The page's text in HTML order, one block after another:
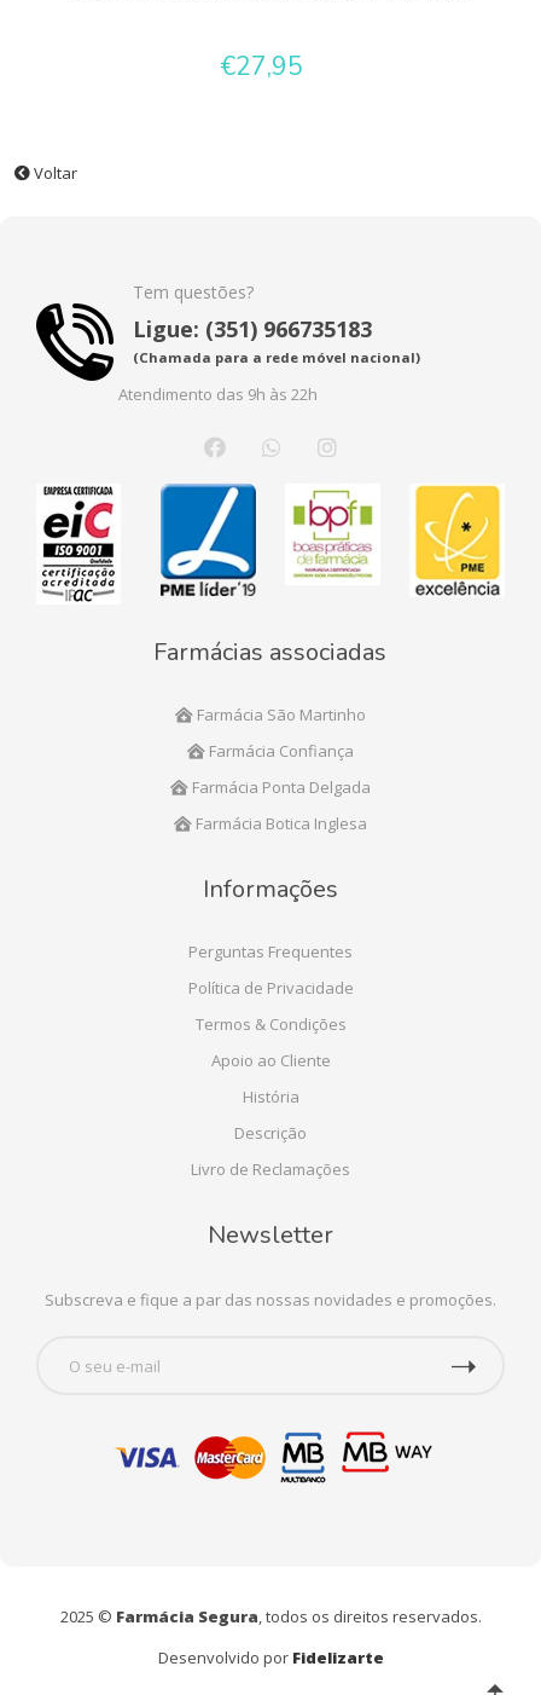
€27,95
Voltar
Tem questões?
Ligue: (351) 966735183
(Chamada para a rede móvel nacional)
Atendimento das 9h às 22h
Farmácias associadas
Farmácia São Martinho
Farmácia Confiança
Farmácia Ponta Delgada
Farmácia Botica Inglesa
Informações
Perguntas Frequentes
Política de Privacidade
Termos & Condições
Apoio ao Cliente
História
Descrição
Livro de Reclamações
Newsletter
Subscreva e fique a par das nossas novidades e promoções.
2025 © Farmácia Segura, todos os direitos reservados.
Desenvolvido por Fidelizarte